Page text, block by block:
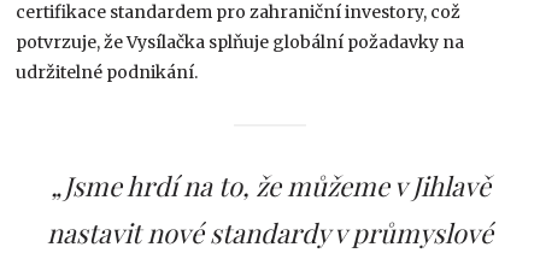
certifikace standardem pro zahraniční investory, což
potvrzuje, že Vysílačka splňuje globální požadavky na
udržitelné podnikání.
„Jsme hrdí na to, že můžeme v Jihlavě
nastavit nové standardy v průmyslové